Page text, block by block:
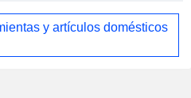
y artículos domésticos